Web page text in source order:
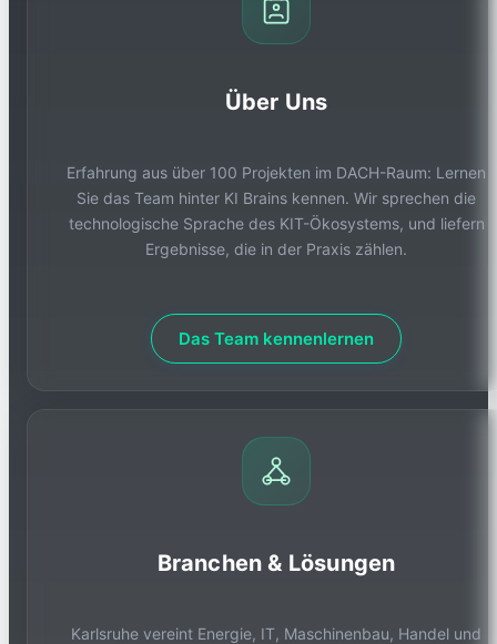
Über Uns
Erfahrung aus über 100 Projekten im DACH-Raum: Lernen
Sie das Team hinter KI Brains kennen. Wir sprechen die
technologische Sprache des KIT-Ökosystems, und liefern
Ergebnisse, die in der Praxis zählen.
Das Team kennenlernen
Branchen & Lösungen
Karlsruhe vereint Energie, IT, Maschinenbau, Handel und